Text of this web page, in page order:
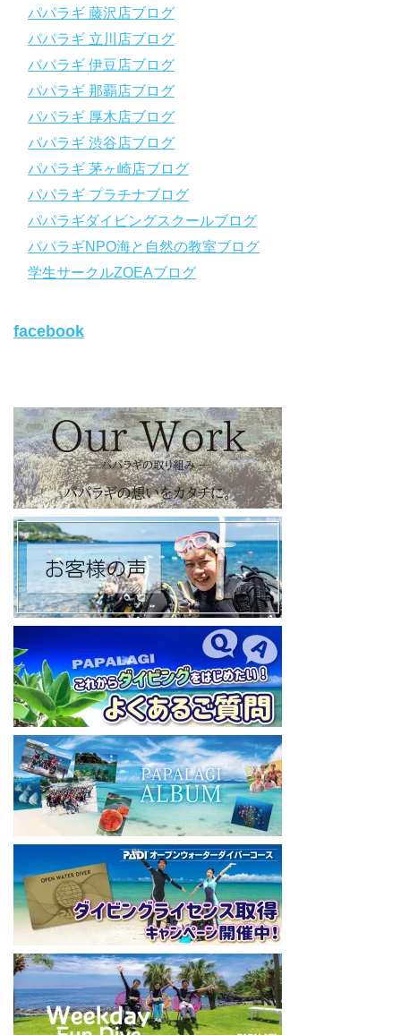
タップ！
↓↓↓↓↓↓こちら
↓↓↓↓↓↓
https://www.papalagi.co.jp/lp/line_registration/.
＿＿＿＿＿＿＿＿＿＿＿＿＿＿＿＿＿＿＿＿＿＿＿＿＿＿＿＿
https://www.papalagi.co.jp/lp/line_registration/.
YouTubeで言えない話をこっそり配信
◆ライセンス取得の前に知っておきたい情報満載の動画はコチラ
https://youtu.be/UBiZ64WlU7c?si=I5rkY-mkfTCxZVn7
◆ライセンス取得コースについて知りたい方はコチラ
ode
【パパラギダイビングスクール ホームページ】
https://www.papalagi.co.jp
旬な海の情報はコチラから！
日々の活動状況や報告はXで公開中！
https://x.com/papalagidivers?s=20
【パパラギダイビングスクール Blog
】
お得なイベント告知やツアー情報を知りたい方へ
https://papalagi-blog.com/
◆YouTubeチャンネル登録はコチラから
https://www.youtube.com/channel/UCYG3vspMIHdLQaKA7XNIjD
◆各地の水中世界を紹介するチャンネル、その名も「水中世界」
（サブチャンネル）
https://www.youtube.com/@user-mw1pw2jb4j
【初心者ダイビングライセンスコースはコチラ】
https://www.papalagi.co.jp/databox/data.php/campaign_owd_ja/c
ode
====================================
パパラギダイビングスクール
藤沢本店
神奈川県藤沢市 南藤沢10-4
本社企画部
0466-26-6101
====================================
#ダイビングライセンス #ダイビング #スキューバダイビング
パパラギ 藤沢店ブログ
パパラギ 立川店ブログ
パパラギ 伊豆店ブログ
パパラギ 那覇店ブログ
パパラギ 厚木店ブログ
パパラギ 渋谷店ブログ
パパラギ 茅ヶ崎店ブログ
パパラギ プラチナブログ
パパラギダイビングスクールブログ
パパラギNPO海と自然の教室ブログ
学生サークルZOEAブログ
facebook